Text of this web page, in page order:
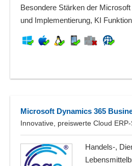
Besondere Stärken der
und Implementierung, KI
Microsoft Dynamics 365
Innovative, preiswerte Cloud
Handels-,